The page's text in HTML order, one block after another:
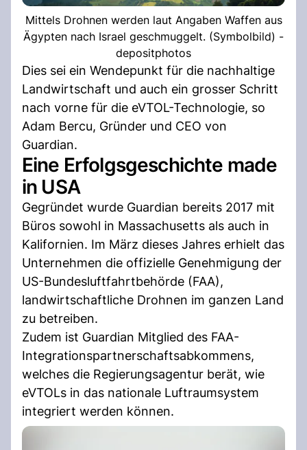
Mittels Drohnen werden laut Angaben Waffen aus
Ägypten nach Israel geschmuggelt. (Symbolbild) -
depositphotos
Dies sei ein Wendepunkt für die nachhaltige
Landwirtschaft und auch ein grosser Schritt
nach vorne für die eVTOL-Technologie, so
Adam Bercu, Gründer und CEO von
Guardian.
Eine Erfolgsgeschichte made
in USA
Gegründet wurde Guardian bereits 2017 mit
Büros sowohl in Massachusetts als auch in
Kalifornien. Im März dieses Jahres erhielt das
Unternehmen die offizielle Genehmigung der
US-Bundesluftfahrtbehörde (FAA),
landwirtschaftliche Drohnen im ganzen Land
zu betreiben.
Zudem ist Guardian Mitglied des FAA-
Integrationspartnerschaftsabkommens,
welches die Regierungsagentur berät, wie
eVTOLs in das nationale Luftraumsystem
integriert werden können.